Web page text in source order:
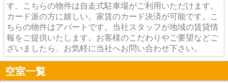
す。こちらの物件は自走式駐車場がご利用いただけます。
カード派の方に嬉しい。家賃のカード決済が可能です。こ
ちらの物件はアパートです。当社スタッフが地域の賃貸情
報をご提供いたします。お客様のこだわりやご要望などご
ざいましたら、お気軽に当社へお問い合わせ下さい。
空室一覧